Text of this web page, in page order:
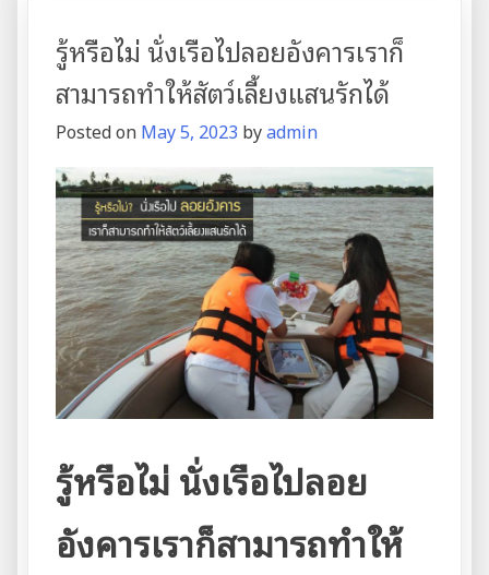
พิธี
ลอย
อังคาร
ของ
จังหวัด
นนทบุรี
รู้หรือไม่ นั่งเรือไปลอยอังคารเราก็
สามารถทำให้สัตว์เลี้ยงแสนรักได้
Posted onMay 5, 2023 byadmin
รู้หรือไม่ นั่งเรือไปลอย
อังคารเราก็สามารถทำให้